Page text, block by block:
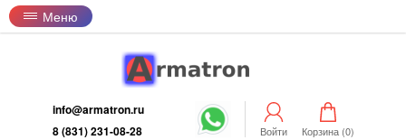
Меню
info@armatron.ru
8 (831) 231-08-28
Войти Корзина (0)